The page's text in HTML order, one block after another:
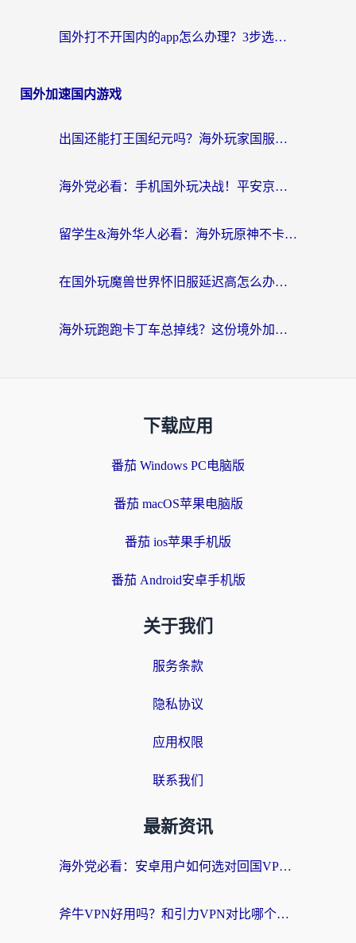
国外打不开国内的app怎么办理？3步选对加速器，刷剧办业务都不愁
国外加速国内游戏
出国还能打王国纪元吗？海外玩家国服游戏畅玩终极指南
海外党必看：手机国外玩决战！平安京加速器推荐——解决延迟卡顿的终极方案
留学生&海外华人必看：海外玩原神不卡顿的秘密——原神加速器选择与使用全攻略
在国外玩魔兽世界怀旧服延迟高怎么办？老玩家亲测有效的加速器选择指南
海外玩跑跑卡丁车总掉线？这份境外加速指南帮你零延迟漂移！
下载应用
番茄 Windows PC电脑版
番茄 macOS苹果电脑版
番茄 ios苹果手机版
番茄 Android安卓手机版
关于我们
服务条款
隐私协议
应用权限
联系我们
最新资讯
海外党必看：安卓用户如何选对回国VPN？从踩坑到无缝访问的全攻略
斧牛VPN好用吗？和引力VPN对比哪个回国效果更好？海外党亲测3款加速器+避坑指南